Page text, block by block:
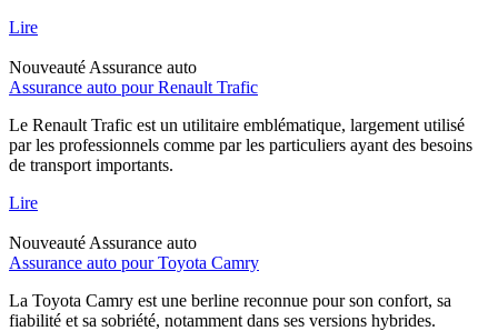
Lire
Nouveauté Assurance auto
Assurance auto pour Renault Trafic
Le Renault Trafic est un utilitaire emblématique, largement utilisé
par les professionnels comme par les particuliers ayant des besoins
de transport importants.
Lire
Nouveauté Assurance auto
Assurance auto pour Toyota Camry
La Toyota Camry est une berline reconnue pour son confort, sa
fiabilité et sa sobriété, notamment dans ses versions hybrides.